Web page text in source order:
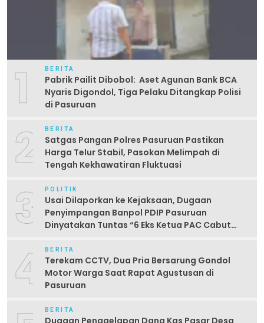
1 BERITA
Pabrik Pailit Dibobol: Aset Agunan Bank BCA
Nyaris Digondol, Tiga Pelaku Ditangkap Polisi
di Pasuruan
2 BERITA
Satgas Pangan Polres Pasuruan Pastikan
Harga Telur Stabil, Pasokan Melimpah di
Tengah Kekhawatiran Fluktuasi
3 POLITIK
Usai Dilaporkan ke Kejaksaan, Dugaan
Penyimpangan Banpol PDIP Pasuruan
Dinyatakan Tuntas “6 Eks Ketua PAC Cabut
4 BERITA
Terekam CCTV, Dua Pria Bersarung Gondol
Motor Warga Saat Rapat Agustusan di
Pasuruan
BERITA